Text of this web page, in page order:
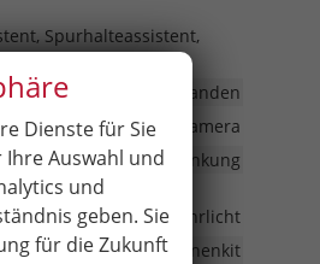
Spurhalteassistent,
vorhanden
hinten, Rückfahrkamera
Servolenkung
LED-Tagfahrlicht
Pannenkit
Dienste für Sie
Auswahl und
und
geben. Sie
für die Zukunft